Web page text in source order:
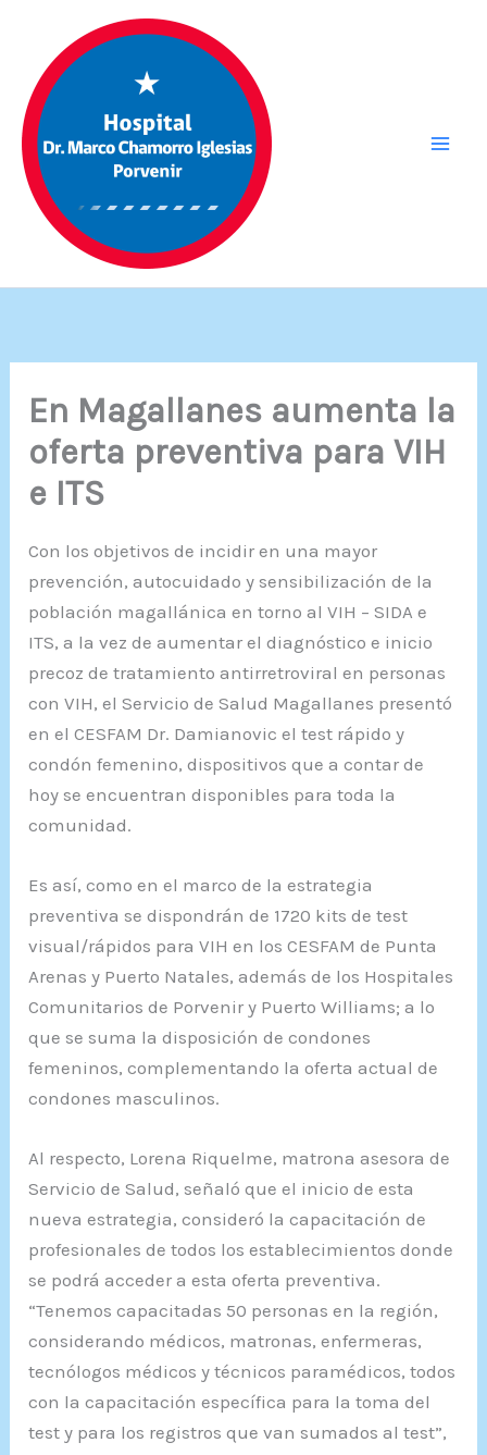
contenido
En Magallanes aumenta la
oferta preventiva para VIH
e ITS
Con los objetivos de incidir en una mayor
prevención, autocuidado y sensibilización de la
población magallánica en torno al VIH – SIDA e
ITS, a la vez de aumentar el diagnóstico e inicio
precoz de tratamiento antirretroviral en personas
con VIH, el Servicio de Salud Magallanes presentó
en el CESFAM Dr. Damianovic el test rápido y
condón femenino, dispositivos que a contar de
hoy se encuentran disponibles para toda la
comunidad.
Es así, como en el marco de la estrategia
preventiva se dispondrán de 1720 kits de test
visual/rápidos para VIH en los CESFAM de Punta
Arenas y Puerto Natales, además de los Hospitales
Comunitarios de Porvenir y Puerto Williams; a lo
que se suma la disposición de condones
femeninos, complementando la oferta actual de
condones masculinos.
Al respecto, Lorena Riquelme, matrona asesora de
Servicio de Salud, señaló que el inicio de esta
nueva estrategia, consideró la capacitación de
profesionales de todos los establecimientos donde
se podrá acceder a esta oferta preventiva.
“Tenemos capacitadas 50 personas en la región,
considerando médicos, matronas, enfermeras,
tecnólogos médicos y técnicos paramédicos, todos
con la capacitación específica para la toma del
test y para los registros que van sumados al test”,